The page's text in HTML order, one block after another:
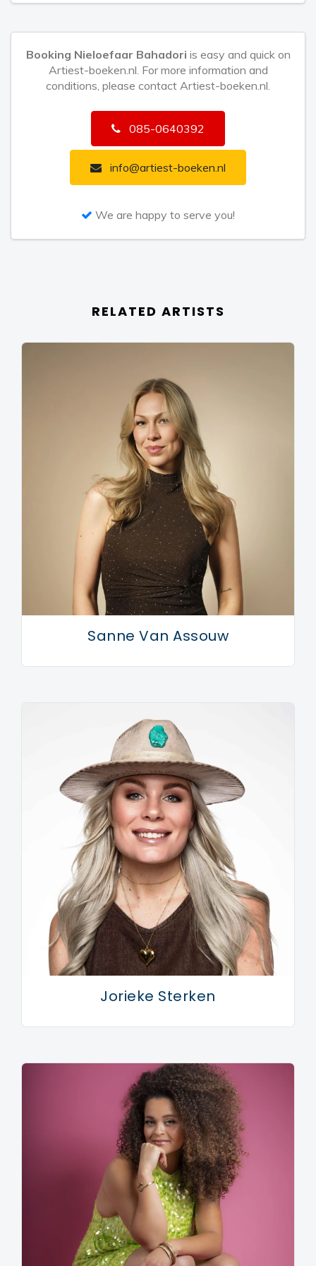
(Hazes/Karsu) bracht in zowel het Nederlands als het
vrouwen en de strijd voor vrijheid voor Iran, onder
meer via haar eigen Woman-Life-Freedom-show in
en internationale media, waaronder Eva Jinek, WNL
en MBC Persia in Londen.
betrokken online community van meer dan 165
duizend volgers, bouwt Nieloefaar verder aan een
Booking Nieloefaar Bahadori is easy and quick on
Artiest-boeken.nl. For more information and
conditions, please contact Artiest-boeken.nl.
085-0640392
info@artiest-boeken.nl
We are happy to serve you!
RELATED ARTISTS
Sanne Van Assouw
Jorieke Sterken